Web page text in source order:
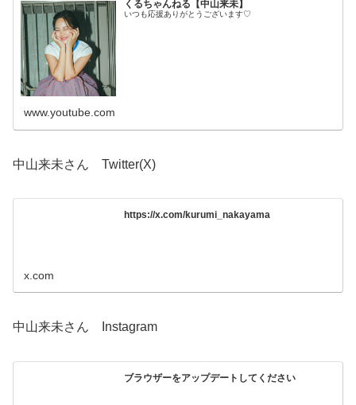
くるちゃんねる【中山来未】
いつも応援ありがとうございます♡
www.youtube.com
中山来未さん Twitter(X)
https://x.com/kurumi_nakayama
x.com
中山来未さん Instagram
ブラウザーをアップデートしてください